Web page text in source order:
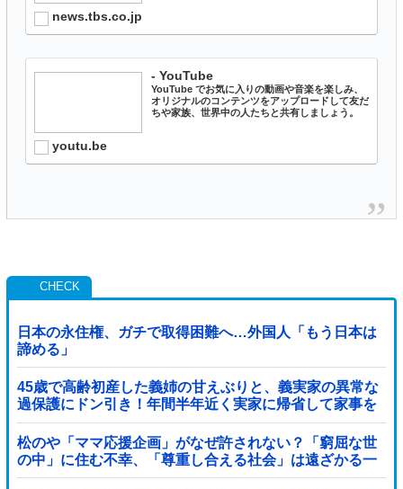
news.tbs.co.jp
- YouTube
YouTube でお気に入りの動画や音楽を楽しみ、
オリジナルのコンテンツをアップロードして友だ
ちや家族、世界中の人たちと共有しましょう。
youtu.be
日本の永住権、ガチで取得困難へ…外国人「もう日本は
諦める」
45歳で高齢初産した義姉の甘えぶりと、義実家の異常な
過保護にドン引き！年間半年近く実家に帰省して家事を
高齢親に丸投げし、新幹線の移動すら義兄に送迎させて
いた・・・
松のや「ママ応援企画」がなぜ許されない？「窮屈な世
の中」に住む不幸、「尊重し合える社会」は遠ざかる一
方